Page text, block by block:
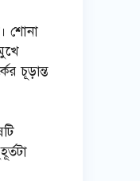
শোনা
চূড়ান্ত